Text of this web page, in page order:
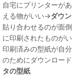
自宅にプリンターが
える物がいい→ダウ
貼り合わせるのが面
に印刷されたものが
印刷済みの型紙が自
のためにダウンロー
タの型紙